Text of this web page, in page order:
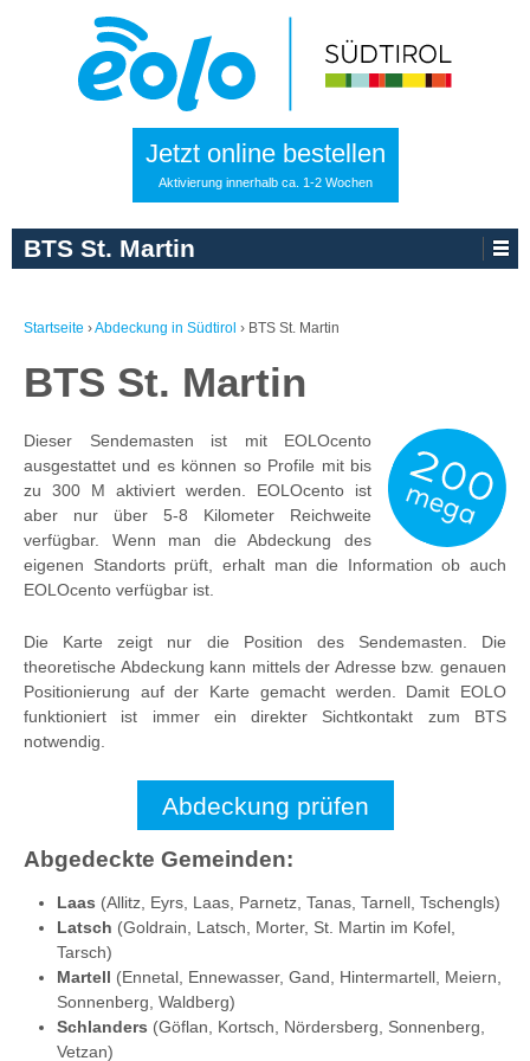
Jetzt online bestellen
Aktivierung innerhalb ca. 1-2 Wochen
BTS St. Martin
Startseite ›Abdeckung in Südtirol › BTS St. Martin
BTS St. Martin
Dieser Sendemasten ist mit EOLOcento
ausgestattet und es können so Profile mit bis
zu 300 M aktiviert werden. EOLOcento ist
aber nur über 5-8 Kilometer Reichweite
verfügbar. Wenn man die Abdeckung des
eigenen Standorts prüft, erhalt man die Information ob auch
EOLOcento verfügbar ist.
Die Karte zeigt nur die Position des Sendemasten. Die
theoretische Abdeckung kann mittels der Adresse bzw. genauen
Positionierung auf der Karte gemacht werden. Damit EOLO
funktioniert ist immer ein direkter Sichtkontakt zum BTS
notwendig.
Abdeckung prüfen
Abgedeckte Gemeinden:
Laas (Allitz, Eyrs, Laas, Parnetz, Tanas, Tarnell, Tschengls)
Latsch (Goldrain, Latsch, Morter, St. Martin im Kofel,
Tarsch)
Martell (Ennetal, Ennewasser, Gand, Hintermartell, Meiern,
Sonnenberg, Waldberg)
Schlanders (Göflan, Kortsch, Nördersberg, Sonnenberg,
Vetzan)